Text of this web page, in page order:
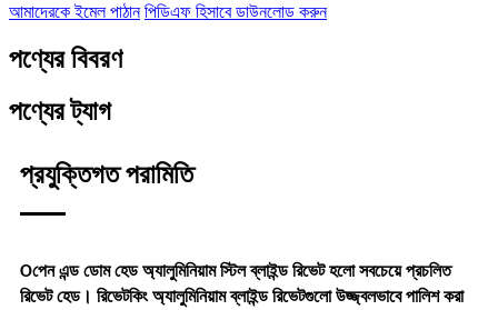
আমাদেরকে ইমেল পাঠান পিডিএফ হিসাবে ডাউনলোড করুন
পণ্যের বিবরণ
পণ্যের ট্যাগ
প্রযুক্তিগত পরামিতি
Oপেন এন্ড ডোম হেড অ্যালুমিনিয়াম স্টিল ব্লাইন্ড রিভেট হলো সবচেয়ে প্রচলিত
রিভেট হেড। রিভেটকিং অ্যালুমিনিয়াম ব্লাইন্ড রিভেটগুলো উজ্জ্বলভাবে পালিশ করা